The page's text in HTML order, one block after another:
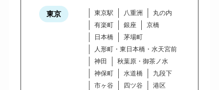
東京 東京駅 八重洲
丸の内
有楽町
銀座
京橋
日本橋
茅場町
人形町・東日本橋・水天宮前
神田
秋葉原・御茶ノ水
神保町
水道橋
九段下
市ヶ谷
四ツ谷
港区